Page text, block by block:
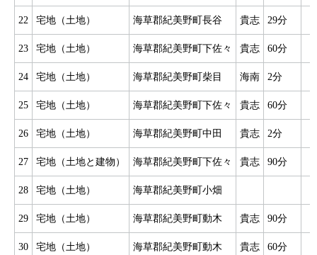
22 宅地（土地） 海草郡紀美野町長谷 貴志 29分
23 宅地（土地） 海草郡紀美野町下佐々 貴志 60分
24 宅地（土地） 海草郡紀美野町柴目 海南 2分
25 宅地（土地） 海草郡紀美野町下佐々 貴志 60分
26 宅地（土地） 海草郡紀美野町中田 貴志 2分
27 宅地（土地と建物） 海草郡紀美野町下佐々 貴志 90分
28 宅地（土地） 海草郡紀美野町小畑
29 宅地（土地） 海草郡紀美野町動木 貴志 90分
30 宅地（土地） 海草郡紀美野町動木 貴志 60分